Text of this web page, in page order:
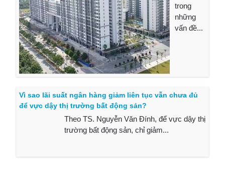
trong
những
vấn đề...
Vì sao lãi suất ngân hàng giảm liên tục vẫn chưa đủ
để vực dậy thị trường bất động sản?
Theo TS. Nguyễn Văn Đính, để vực dậy thị
trường bất động sản, chỉ giảm...